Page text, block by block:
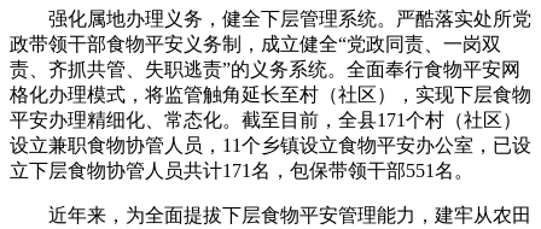
强化属地办理义务，健全下层管理系统。严酷落实处所党
政带领干部食物平安义务制，成立健全“党政同责、一岗双
责、齐抓共管、失职逃责”的义务系统。全面奉行食物平安网
格化办理模式，将监管触角延长至村（社区），实现下层食物
平安办理精细化、常态化。截至目前，全县171个村（社区）
设立兼职食物协管人员，11个乡镇设立食物平安办公室，已设
立下层食物协管人员共计171名，包保带领干部551名。
近年来，为全面提拔下层食物平安管理能力，建牢从农田